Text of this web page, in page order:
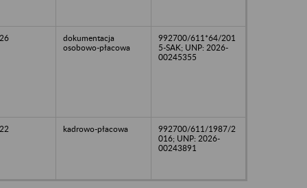
dokumentacja
osobowo-płacowa
992700/611*64/201
5-SAK; UNP: 2026-
00245355
kadrowo-płacowa
992700/611/1987/2
016; UNP: 2026-
00243891